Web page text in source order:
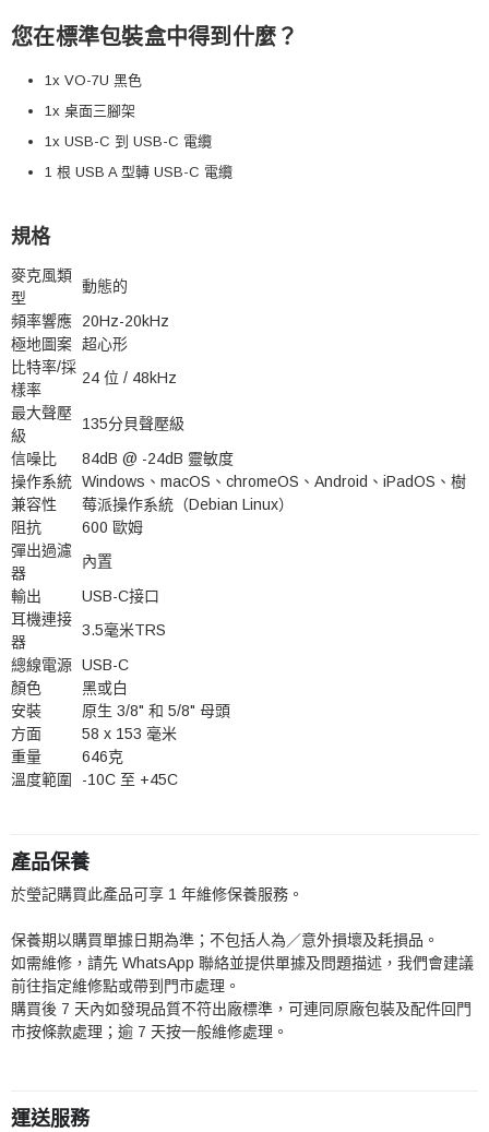
您在標準包裝盒中得到什麼？
1x VO-7U 黑色
1x 桌面三腳架
1x USB-C 到 USB-C 電纜
1 根 USB A 型轉 USB-C 電纜
規格
麥克風類
型
動態的
頻率響應
20Hz-20kHz
極地圖案 超心形
比特率/採
樣率
24 位 / 48kHz
最大聲壓
級
135分貝聲壓級
信噪比
84dB @ -24dB 靈敏度
操作系統
兼容性
Windows、macOS、chromeOS、Android、iPadOS、樹
莓派操作系統（Debian Linux）
阻抗
600 歐姆
彈出過濾
器
內置
輸出
USB-C接口
耳機連接
器
3.5毫米TRS
總線電源 USB-C
顏色
黑或白
安裝
原生 3/8" 和 5/8" 母頭
方面
58 x 153 毫米
重量
646克
溫度範圍
-10C 至 +45C
產品保養
於瑩記購買此產品可享 1 年維修保養服務。
保養期以購買單據日期為準；不包括人為／意外損壞及耗損品。
如需維修，請先 WhatsApp 聯絡並提供單據及問題描述，我們會建議
前往指定維修點或帶到門市處理。
購買後 7 天內如發現品質不符出廠標準，可連同原廠包裝及配件回門
市按條款處理；逾 7 天按一般維修處理。
運送服務